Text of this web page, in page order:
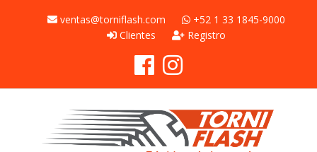
ventas@torniflash.com
+52 1 33 1845-9000
Clientes
Registro